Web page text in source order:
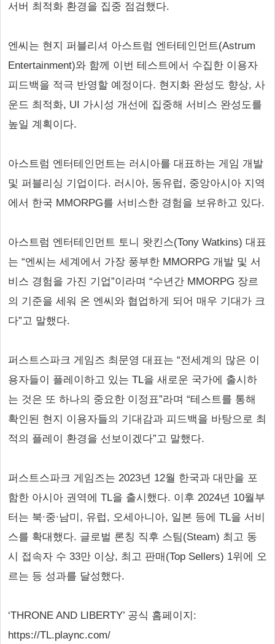
서버 최적화 환경을 집중 점검했다.
엔씨는 현지 퍼블리셔 아스트럼 엔터테인먼트(Astrum
Entertainment)와 함께 이번 테스트에서 수집한 이용자
피드백을 적극 반영할 예정이다. 현지화 완성도 향상, 사
운드 최적화, UI 가시성 개선에 집중해 서비스 완성도를
높일 계획이다.
아스트럼 엔터테인먼트는 러시아를 대표하는 게임 개발
및 퍼블리싱 기업이다. 러시아, 동유럽, 중앙아시아 지역
에서 한국 MMORPG를 서비스한 경험을 보유하고 있다.
아스트럼 엔터테인먼트 토니 왓킨스(Tony Watkins) 대표
는 “엔씨는 세계에서 가장 풍부한 MMORPG 개발 및 서
비스 경험을 가진 기업”이라며 “수년간 MMORPG 장르
의 기준을 세워 온 엔씨와 협업하게 되어 매우 기대가 크
다”고 말했다.
퍼스트스파크 게임즈 최문영 대표는 “전세계의 많은 이
용자들이 플레이하고 있는 TL을 새로운 국가에 출시하
는 것은 또 하나의 중요한 이정표”라며 “테스트를 통해
확인된 현지 이용자들의 기대감과 피드백을 바탕으로 최
적의 플레이 환경을 선보이겠다”고 말했다.
퍼스트스파크 게임즈는 2023년 12월 한국과 대만을 포
함한 아시아 권역에 TL을 출시했다. 이후 2024년 10월부
터는 북∙중∙남미, 유럽, 오세아니아, 일본 등에 TL을 서비
스를 확대했다. 글로벌 론칭 직후 스팀(Steam) 최고 동
시 접속자 수 33만 이상, 최고 판매(Top Sellers) 1위에 오
르는 등 성과를 달성했다.
‘THRONE AND LIBERTY’ 공식 홈페이지:
https://TL.plaync.com/